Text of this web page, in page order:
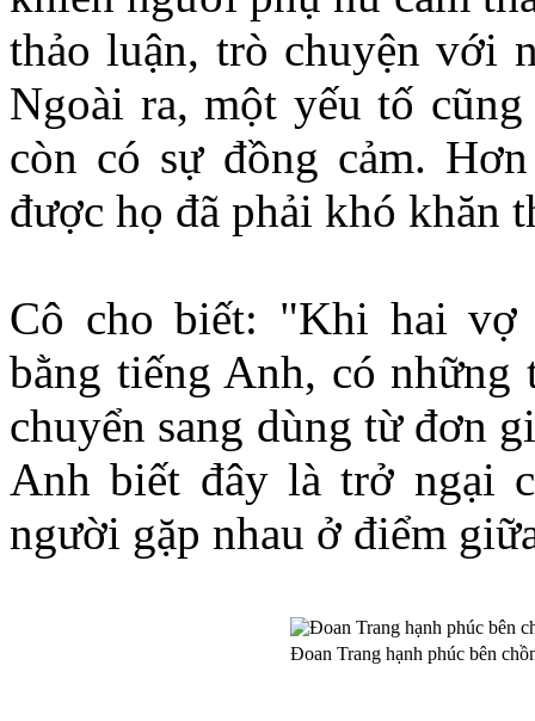
thảo luận, trò chuyện với
Ngoài ra, một yếu tố
còn có sự đồng cảm.
được họ đã phải khó khăn
Cô cho biết: "Khi hai vợ
bằng tiếng Anh, có
chuyển sang dùng từ đơn
Anh biết đây là trở ngại
người gặp nhau ở điểm
Đoan Trang hạnh phúc bên